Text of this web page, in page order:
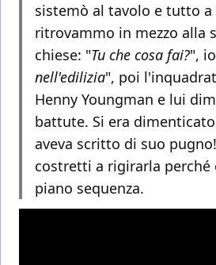
sistemò al tavolo e tutto
ritrovammo in mezzo alla
chiese: "Tu che cosa fai?",
nell'edilizia", poi
Henny Youngman e lui
battute. Si era
aveva scritto di suo
costretti a rigirarla
piano sequenza.